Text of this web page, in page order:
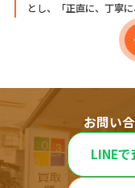
とし、「正直に、丁寧
お問い
LINE